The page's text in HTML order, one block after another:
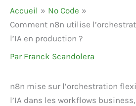
Accueil
No Code
Comment n8n utilise
l’IA en production ?
Par Franck Scandolera
n8n mise sur l’orchestration
l’IA dans les workflows